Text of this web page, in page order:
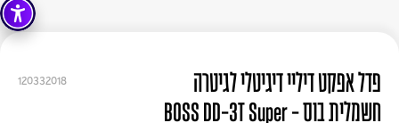
120332018
פדל אפקט דיליי דיגיטלי לגיטרה
חשמלית בוס - BOSS DD-3T Super